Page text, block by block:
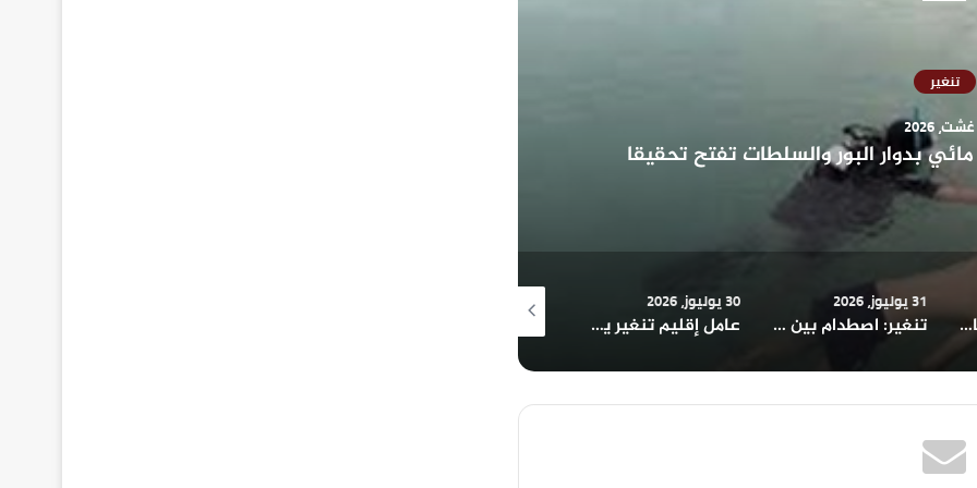
تنغير
بدوار البور والسلطات تفتح تحقيقا
قلعة مكونة.. شبهات استغلال الملك العمومي في توسعة سكنين وظيفيين تثير الجدل
31 يوليوز، 2026
تنغير: اصطدام بين دراجة نارية ودراجة هوائية يخلف مصابا بقلعة مكونة
30 يوليوز، 2026
عامل إقليم تنغير يدشن مركز تصفية الدم بإغيل نومكون ضمن مشاريع عيد العرش